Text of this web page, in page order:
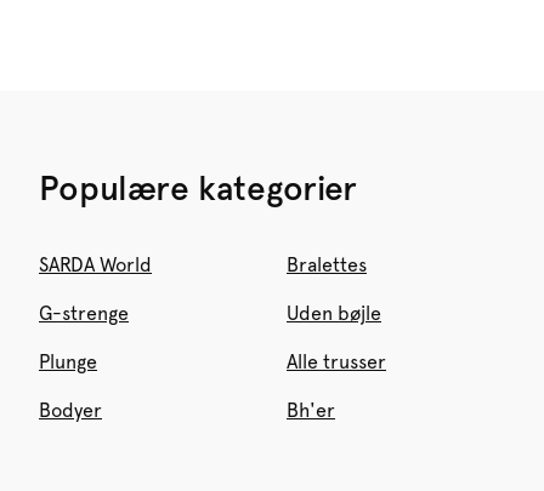
Populære kategorier
SARDA World Bralettes
G-strenge Uden bøjle
Plunge Alle trusser
Bodyer Bh'er